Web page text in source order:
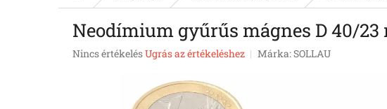
Neodímium gyűrűs mágnes D 40/
A
Nincs értékelésUgrás az értékeléshez Márka:SOLLAU